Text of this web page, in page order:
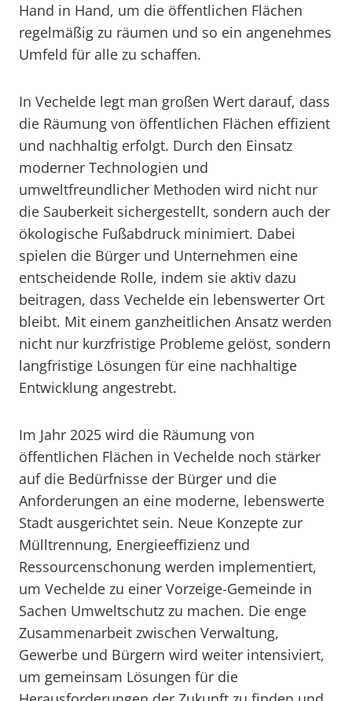
Hand in Hand, um die öffentlichen Flächen
regelmäßig zu räumen und so ein angenehmes
Umfeld für alle zu schaffen.
In Vechelde legt man großen Wert darauf, dass
die Räumung von öffentlichen Flächen effizient
und nachhaltig erfolgt. Durch den Einsatz
moderner Technologien und
umweltfreundlicher Methoden wird nicht nur
die Sauberkeit sichergestellt, sondern auch der
ökologische Fußabdruck minimiert. Dabei
spielen die Bürger und Unternehmen eine
entscheidende Rolle, indem sie aktiv dazu
beitragen, dass Vechelde ein lebenswerter Ort
bleibt. Mit einem ganzheitlichen Ansatz werden
nicht nur kurzfristige Probleme gelöst, sondern
langfristige Lösungen für eine nachhaltige
Entwicklung angestrebt.
Im Jahr 2025 wird die Räumung von
öffentlichen Flächen in Vechelde noch stärker
auf die Bedürfnisse der Bürger und die
Anforderungen an eine moderne, lebenswerte
Stadt ausgerichtet sein. Neue Konzepte zur
Mülltrennung, Energieeffizienz und
Ressourcenschonung werden implementiert,
um Vechelde zu einer Vorzeige-Gemeinde in
Sachen Umweltschutz zu machen. Die enge
Zusammenarbeit zwischen Verwaltung,
Gewerbe und Bürgern wird weiter intensiviert,
um gemeinsam Lösungen für die